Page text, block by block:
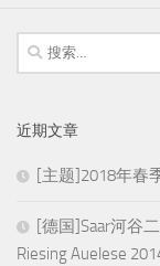
搜
索：
近期文章
[主题]2018年春
[德国]Saar河谷
Riesing Auelese